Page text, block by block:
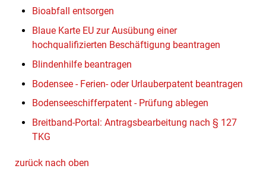
Bioabfall entsorgen
Blaue Karte EU zur Ausübung einer
hochqualifizierten Beschäftigung beantragen
Blindenhilfe beantragen
Bodensee - Ferien- oder Urlauberpatent beantragen
Bodenseeschifferpatent - Prüfung ablegen
Breitband-Portal: Antragsbearbeitung nach § 127
TKG
zurück nach oben